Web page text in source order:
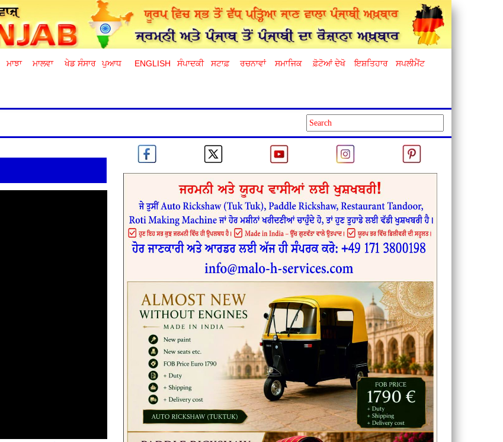
ਮਾਝਾ ਮਾਲਵਾ ਖੇਡ ਸੰਸਾਰ ਪੁਆਧ ENGLISH ਸੰਪਾਦਕੀ ਸਟਾਫ਼ ਰਚਨਾਵਾਂ ਸਮਾਜਿਕ ਫ਼ੋਟੋਆਂ ਦੇਖੋ ਇਸ਼ਤਿਹਾਰ ਸਪਲੀਮੈਂਟ